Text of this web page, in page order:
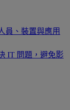
員、裝置與應用
IT 問題，避免影